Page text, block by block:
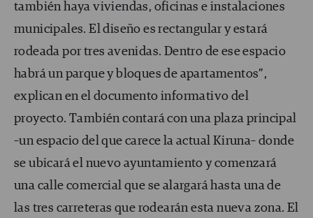
también haya viviendas, oficinas e instalaciones
municipales. El diseño es rectangular y estará
rodeada por tres avenidas. Dentro de ese espacio
habrá un parque y bloques de apartamentos”,
explican en el documento informativo del
proyecto. También contará con una plaza principal
–un espacio del que carece la actual Kiruna– donde
se ubicará el nuevo ayuntamiento y comenzará
una calle comercial que se alargará hasta una de
las tres carreteras que rodearán esta nueva zona. El